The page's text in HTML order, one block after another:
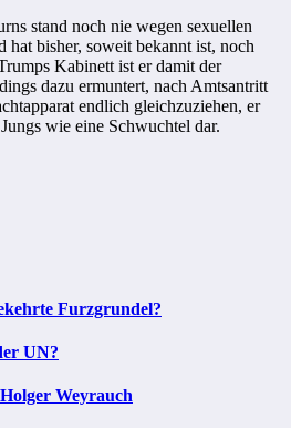
stand noch nie wegen sexuellen
hat bisher, soweit bekannt ist, noch
Kabinett ist er damit der
dazu ermuntert, nach Amtsantritt
endlich gleichzuziehen, er
wie eine Schwuchtel dar.
Furzgrundel?
UN?
Weyrauch